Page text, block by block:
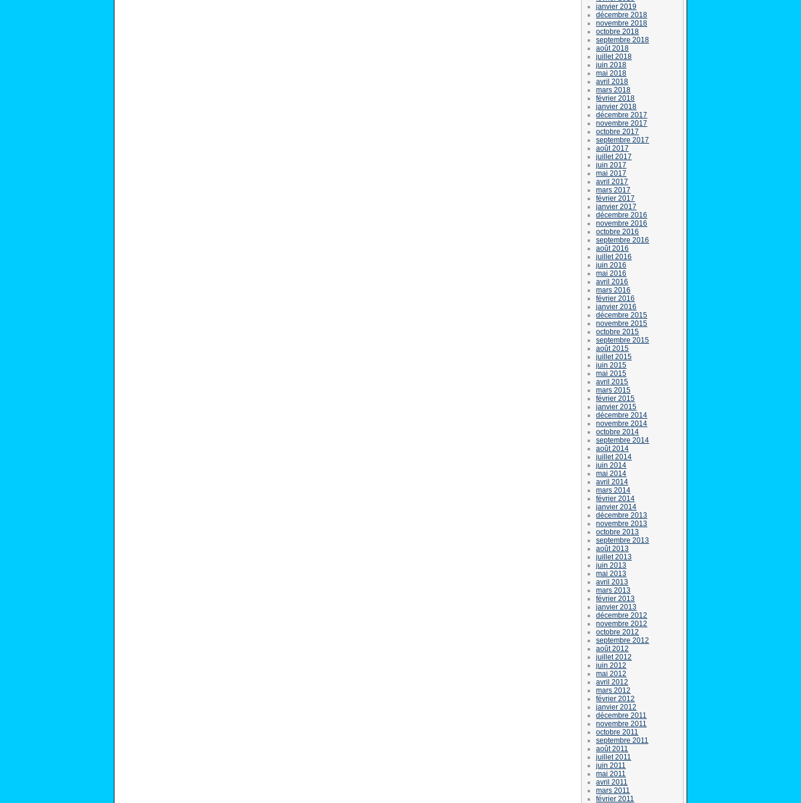
janvier 2019
décembre 2018
novembre 2018
octobre 2018
septembre 2018
août 2018
juillet 2018
juin 2018
mai 2018
avril 2018
mars 2018
février 2018
janvier 2018
décembre 2017
novembre 2017
octobre 2017
septembre 2017
août 2017
juillet 2017
juin 2017
mai 2017
avril 2017
mars 2017
février 2017
janvier 2017
décembre 2016
novembre 2016
octobre 2016
septembre 2016
août 2016
juillet 2016
juin 2016
mai 2016
avril 2016
mars 2016
février 2016
janvier 2016
décembre 2015
novembre 2015
octobre 2015
septembre 2015
août 2015
juillet 2015
juin 2015
mai 2015
avril 2015
mars 2015
février 2015
janvier 2015
décembre 2014
novembre 2014
octobre 2014
septembre 2014
août 2014
juillet 2014
juin 2014
mai 2014
avril 2014
mars 2014
février 2014
janvier 2014
décembre 2013
novembre 2013
octobre 2013
septembre 2013
août 2013
juillet 2013
juin 2013
mai 2013
avril 2013
mars 2013
février 2013
janvier 2013
décembre 2012
novembre 2012
octobre 2012
septembre 2012
août 2012
juillet 2012
juin 2012
mai 2012
avril 2012
mars 2012
février 2012
janvier 2012
décembre 2011
novembre 2011
octobre 2011
septembre 2011
août 2011
juillet 2011
juin 2011
mai 2011
avril 2011
mars 2011
février 2011